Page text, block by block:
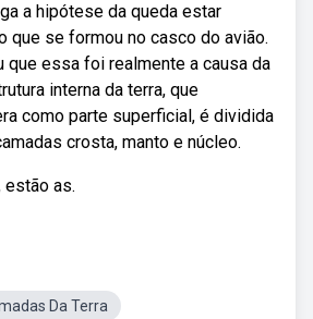
a hipótese da queda estar
que se formou no casco do avião.
que essa foi realmente a causa da
interna da terra, que
como parte superficial, é dividida
crosta, manto e núcleo.
as.
Da Terra